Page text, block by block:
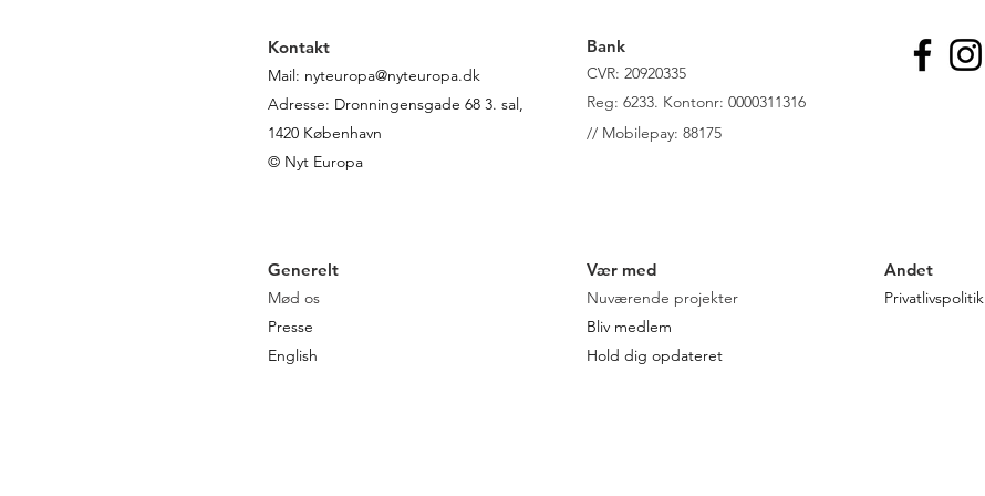
Kontakt
Mail: nyteuropa@nyteuropa.dk
Adresse: Dronningensgade 68 3. sal,
1420 København
© Nyt Europa
Bank
CVR: 20920335
Reg: 6233. Kontonr: 0000311316
// Mobilepay: 88175
Generelt
Mød os
Presse
English
Vær med
Nuværende projekter
Bliv medlem
Hold dig opdateret
Andet
Privatlivspolitik